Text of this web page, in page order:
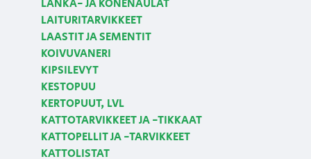
LANKA- JA KONENAULAT
LAITURITARVIKKEET
LAASTIT JA SEMENTIT
KOIVUVANERI
KIPSILEVYT
KESTOPUU
KERTOPUUT, LVL
KATTOTARVIKKEET JA -TIKKAAT
KATTOPELLIT JA -TARVIKKEET
KATTOLISTAT